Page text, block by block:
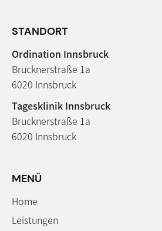
STANDORT
Ordination Innsbruck
Brucknerstraße 1a
6020 Innsbruck
Tagesklinik Innsbruck
Brucknerstraße 1a
6020 Innsbruck
MENÜ
Home
Leistungen